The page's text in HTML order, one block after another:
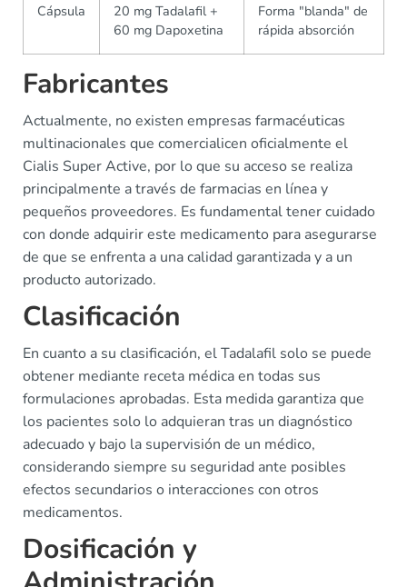
Cápsula
20 mg Tadalafil +
60 mg Dapoxetina
Forma "blanda" de
rápida absorción
Fabricantes
Actualmente, no existen empresas farmacéuticas
multinacionales que comercialicen oficialmente el
Cialis Super Active, por lo que su acceso se realiza
principalmente a través de farmacias en línea y
pequeños proveedores. Es fundamental tener cuidado
con donde adquirir este medicamento para asegurarse
de que se enfrenta a una calidad garantizada y a un
producto autorizado.
Clasificación
En cuanto a su clasificación, el Tadalafil solo se puede
obtener mediante receta médica en todas sus
formulaciones aprobadas. Esta medida garantiza que
los pacientes solo lo adquieran tras un diagnóstico
adecuado y bajo la supervisión de un médico,
considerando siempre su seguridad ante posibles
efectos secundarios o interacciones con otros
medicamentos.
Dosificación y